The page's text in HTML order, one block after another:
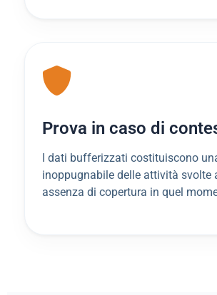
Prova in caso di
I dati bufferizzati costituiscono
inoppugnabile delle attività svolte
assenza di copertura in quel